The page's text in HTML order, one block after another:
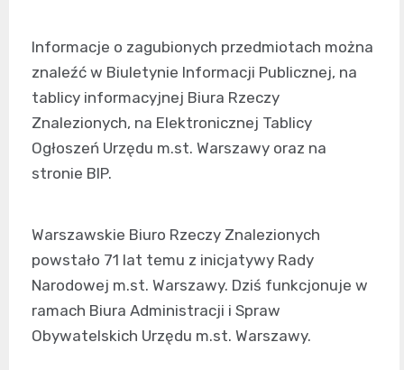
Informacje o zagubionych przedmiotach można
znaleźć w Biuletynie Informacji Publicznej, na
tablicy informacyjnej Biura Rzeczy
Znalezionych, na Elektronicznej Tablicy
Ogłoszeń Urzędu m.st. Warszawy oraz na
stronie BIP.
Warszawskie Biuro Rzeczy Znalezionych
powstało 71 lat temu z inicjatywy Rady
Narodowej m.st. Warszawy. Dziś funkcjonuje w
ramach Biura Administracji i Spraw
Obywatelskich Urzędu m.st. Warszawy.